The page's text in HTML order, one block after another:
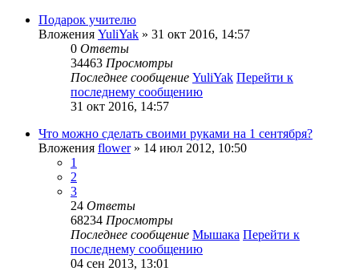
Подарок учителю
Вложения YuliYak » 31 окт 2016, 14:57
0 Ответы
34463 Просмотры
Последнее сообщение YuliYak Перейти к
последнему сообщению
31 окт 2016, 14:57
Что можно сделать своими руками на 1 сентября?
Вложения flower» 14 июл 2012, 10:50
1
2
3
24 Ответы
68234 Просмотры
Последнее сообщение Мышака Перейти к
последнему сообщению
04 сен 2013, 13:01